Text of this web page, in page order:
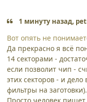
1 минуту назад,
Вот опять не
Да прекрасно я всё
14 секторами -
если позволит чип -
этих секторов - и
фильтры на заготовки).